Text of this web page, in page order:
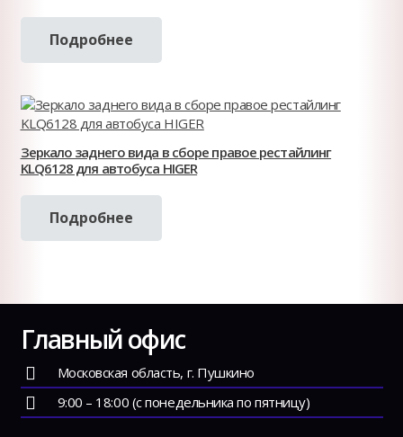
Подробнее
Зеркало заднего вида в сборе правое рестайлинг
KLQ6128 для автобуса HIGER
Подробнее
Главный офис
Московская область, г. Пушкино
9:00 – 18:00 (с понедельника по пятницу)